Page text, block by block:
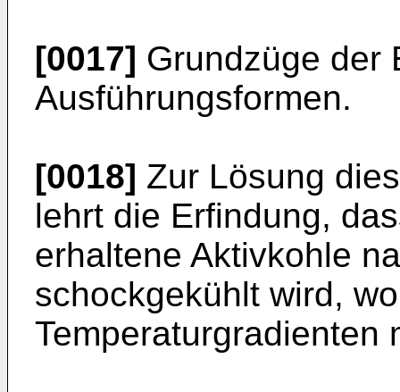
[0017] Grundzüge der
Ausführungsformen.
[0018] Zur Lösung
lehrt die Erfindung,
erhaltene Aktivkohle
schockgekühlt wird,
Temperaturgradienten